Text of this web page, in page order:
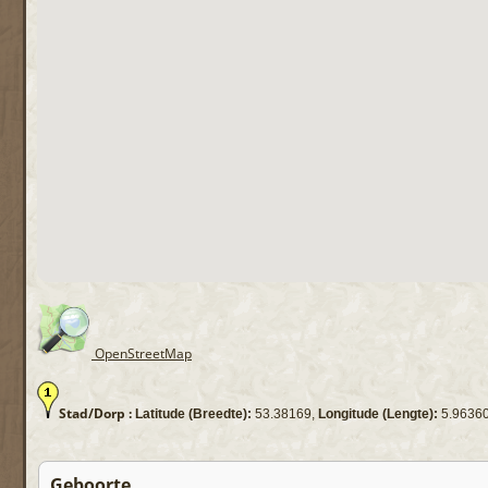
OpenStreetMap
Stad/Dorp : Latitude (Breedte): 53.38169, Longitude (Lengte):